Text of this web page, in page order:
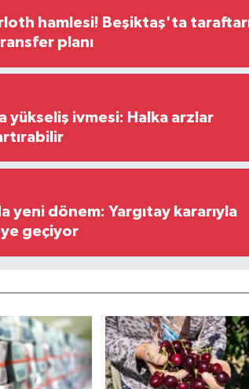
hamlesi! Beşiktaş'ta
planı
yükseliş ivmesi: Halka arzlar
yeni dönem: Yargıtay kararıyla
geçiyor